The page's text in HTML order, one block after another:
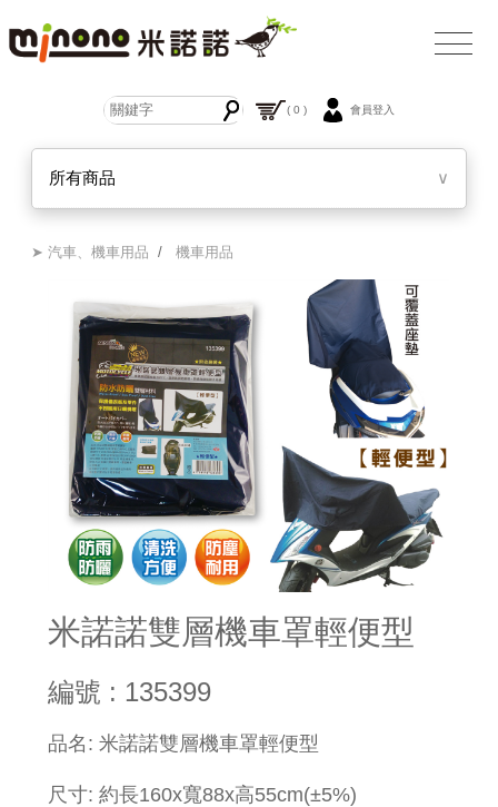
( 0 ) 會員登入
所有商品 ∨
➤ 汽車、機車用品 /機車用品
米諾諾雙層機車罩輕便型
編號 : 135399
​品名: 米諾諾雙層機車罩輕便型
尺寸: 約長160x寬88x高55cm(±5%)